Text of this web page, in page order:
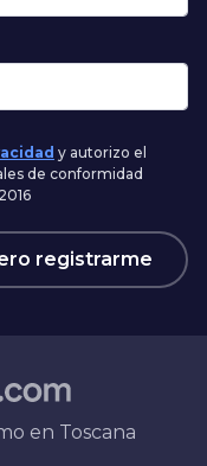
y autorizo el
de conformidad
registrarme
en Toscana